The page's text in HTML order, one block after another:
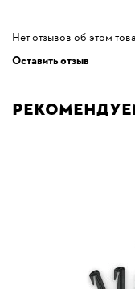
Нет отзывов об этом
Оставить отзыв